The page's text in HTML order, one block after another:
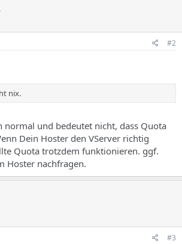
#2
nix.
normal und bedeutet nicht, dass Quota
Dein Hoster den VServer richtig
Quota trotzdem funktionieren. ggf.
Hoster nachfragen.
#3